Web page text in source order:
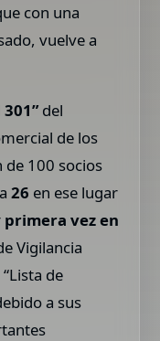
con una
vuelve a
del
de los
de 100 socios
26 en ese lugar
primera vez en
Vigilancia
de
a sus